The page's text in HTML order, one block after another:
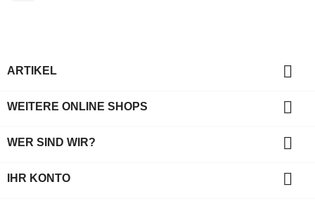
ARTIKEL 
WEITERE ONLINE SHOPS 
WER SIND WIR? 
IHR KONTO 